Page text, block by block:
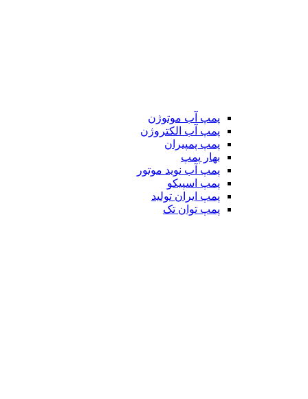
پمپ آب موتوژن
پمپ آب الکتروژن
پمپ پمپیران
بهار پمپ
پمپ آب نوید موتور
پمپ اسپیکو
پمپ ایران تولید
پمپ توان تک